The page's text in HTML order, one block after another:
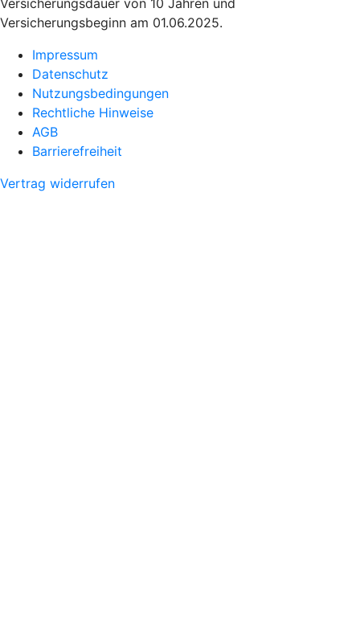
Versicherungsbeginn am 01.06.2025.
Impressum
Datenschutz
Nutzungsbedingungen
Rechtliche Hinweise
AGB
Barrierefreiheit
Vertrag widerrufen